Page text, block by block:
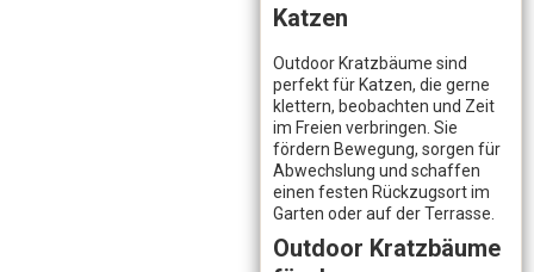
Katzen
Outdoor Kratzbäume sind
perfekt für Katzen, die gerne
klettern, beobachten und Zeit
im Freien verbringen. Sie
fördern Bewegung, sorgen für
Abwechslung und schaffen
einen festen Rückzugsort im
Garten oder auf der Terrasse.
Outdoor Kratzbäume